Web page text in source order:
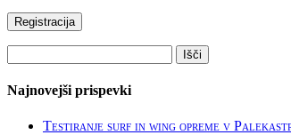
Registracija
Najnovejši prispevki
Testiranje surf in wing opreme v